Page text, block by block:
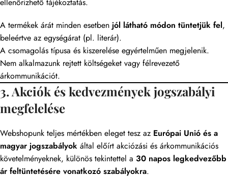
ellenőrizhető tájékoztatás.
A termékek árát minden esetben jól látható módon tüntetjük fel,
beleértve az egységárat (pl. literár).
A csomagolás típusa és kiszerelése egyértelműen megjelenik.
Nem alkalmazunk rejtett költségeket vagy félrevezető
árkommunikációt.
3. Akciók és kedvezmények jogszabályi
megfelelése
Webshopunk teljes mértékben eleget tesz az Európai Unió és a
magyar jogszabályok által előírt akciózási és árkommunikációs
követelményeknek, különös tekintettel a 30 napos legkedvezőbb
ár feltüntetésére vonatkozó szabályokra.